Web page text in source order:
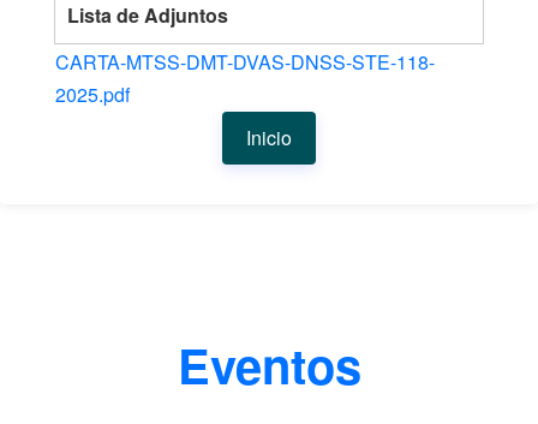
Lista de Adjuntos
CARTA-MTSS-DMT-DVAS-DNSS-STE-118-
2025.pdf
Inicio
Eventos